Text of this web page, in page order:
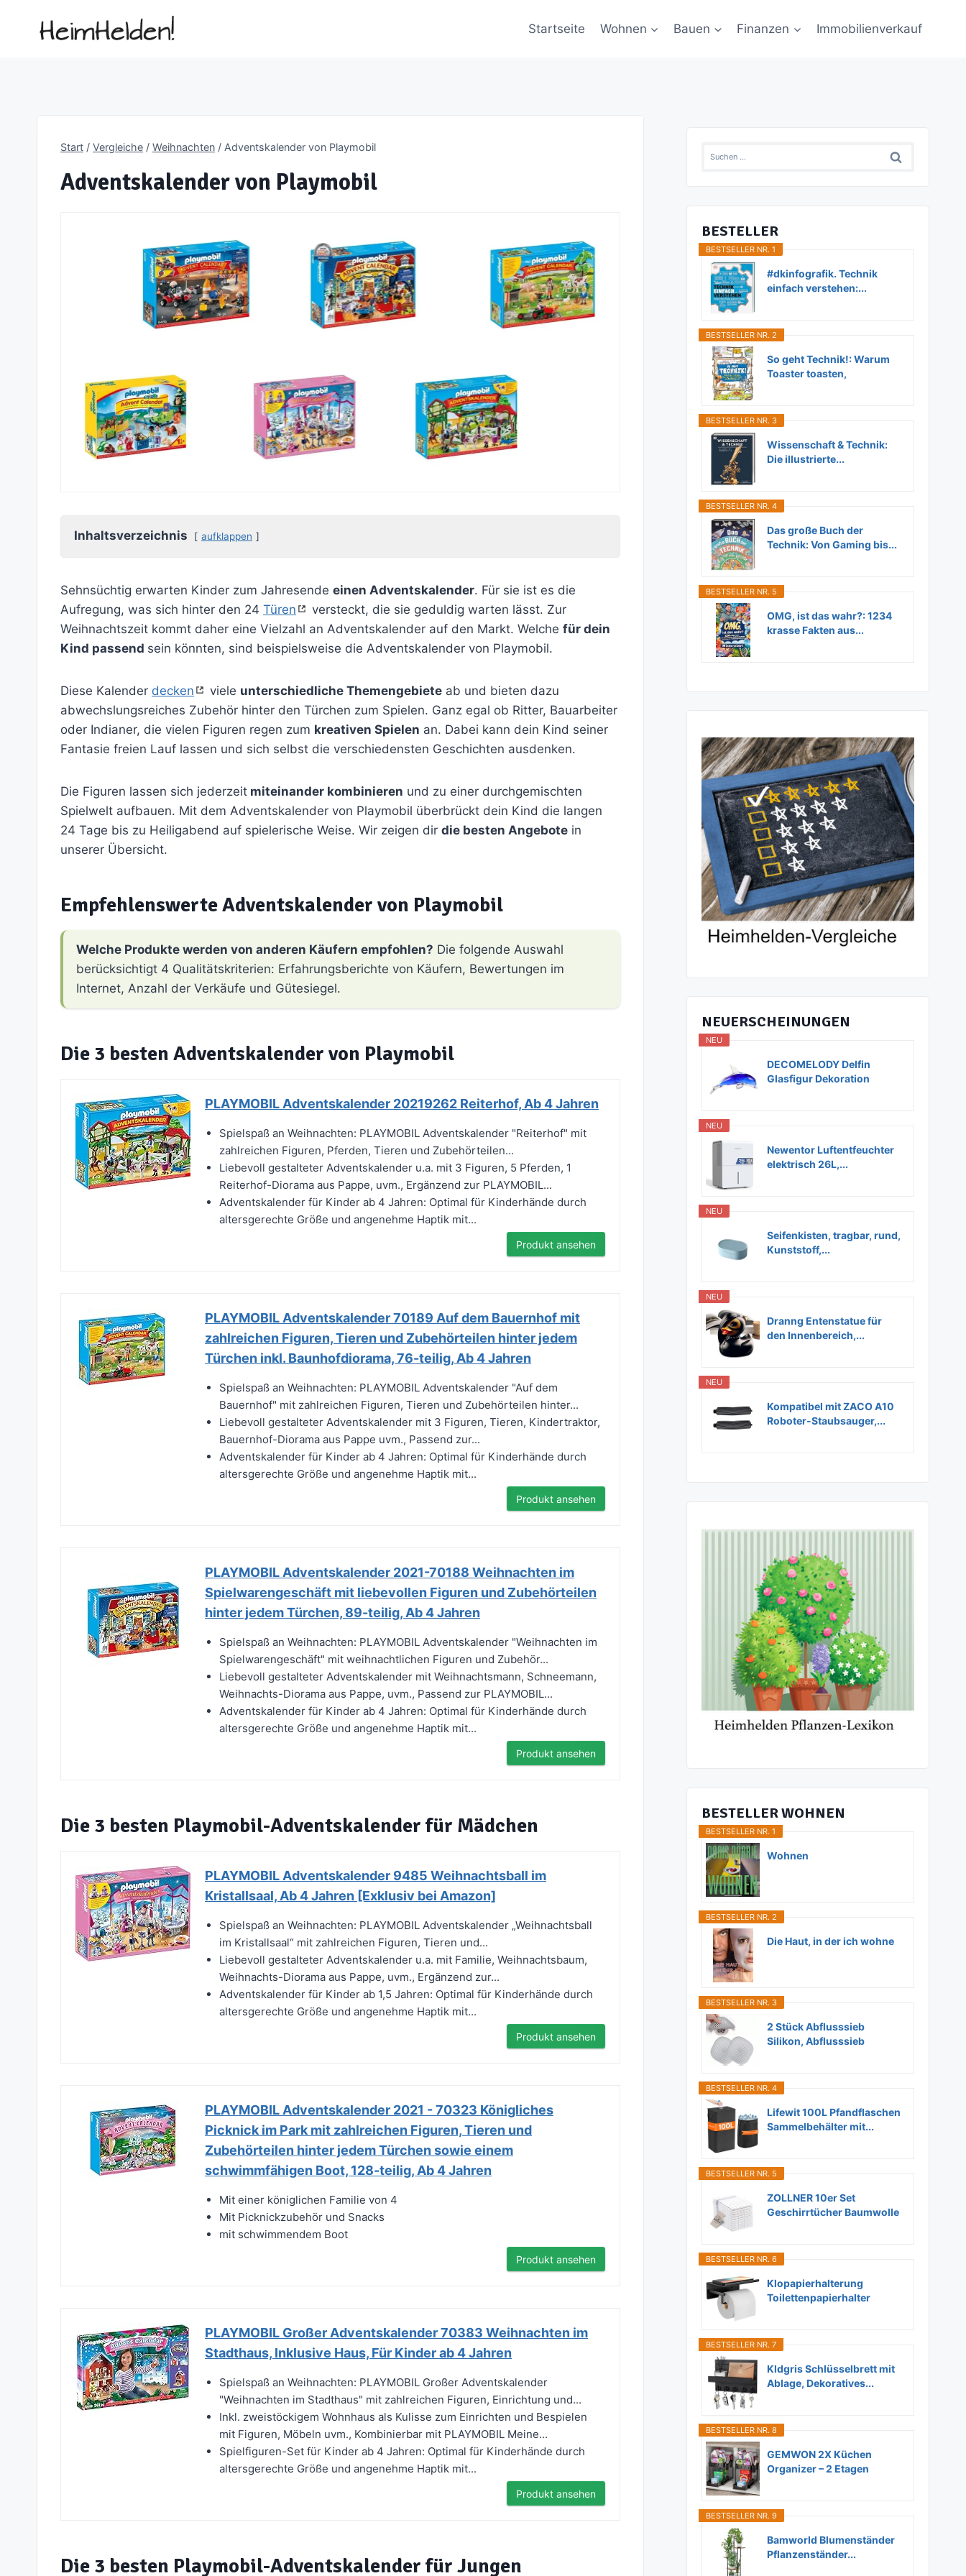
Startseite Wohnen Bauen Finanzen Immobilienverkauf
Start / Vergleiche / Weihnachten / Adventskalender von Playmobil
Adventskalender von Playmobil
Inhaltsverzeichnis aufklappen
Sehnsüchtig erwarten Kinder zum Jahresende einen Adventskalender. Für sie ist es die
Aufregung, was sich hinter den 24 Türen
versteckt, die sie geduldig warten lässt. Zur
Weihnachtszeit kommt daher eine Vielzahl an Adventskalender auf den Markt. Welche für dein
Kind passend sein könnten, sind beispielsweise die Adventskalender von Playmobil.
Diese Kalender decken viele unterschiedliche Themengebiete ab und bieten dazu
abwechslungsreiches Zubehör hinter den Türchen zum Spielen. Ganz egal ob Ritter, Bauarbeiter
oder Indianer, die vielen Figuren regen zum kreativen Spielen an. Dabei kann dein Kind seiner
Fantasie freien Lauf lassen und sich selbst die verschiedensten Geschichten ausdenken.
Die Figuren lassen sich jederzeit miteinander kombinieren und zu einer durchgemischten
Spielwelt aufbauen. Mit dem Adventskalender von Playmobil überbrückt dein Kind die langen
24 Tage bis zu Heiligabend auf spielerische Weise. Wir zeigen dir die besten Angebote in
unserer Übersicht.
Empfehlenswerte Adventskalender von Playmobil
Welche Produkte werden von anderen Käufern empfohlen? Die folgende Auswahl
berücksichtigt 4 Qualitätskriterien: Erfahrungsberichte von Käufern, Bewertungen im
Internet, Anzahl der Verkäufe und Gütesiegel.
Die 3 besten Adventskalender von Playmobil
PLAYMOBIL Adventskalender 20219262 Reiterhof, Ab 4 Jahren
Spielspaß an Weihnachten: PLAYMOBIL Adventskalender "Reiterhof" mit
zahlreichen Figuren, Pferden, Tieren und Zubehörteilen...
Liebevoll gestalteter Adventskalender u.a. mit 3 Figuren, 5 Pferden, 1
Reiterhof-Diorama aus Pappe, uvm., Ergänzend zur PLAYMOBIL...
Adventskalender für Kinder ab 4 Jahren: Optimal für Kinderhände durch
altersgerechte Größe und angenehme Haptik mit...
Produkt ansehen
PLAYMOBIL Adventskalender 70189 Auf dem Bauernhof mit
zahlreichen Figuren, Tieren und Zubehörteilen hinter jedem
Türchen inkl. Baunhofdiorama, 76-teilig, Ab 4 Jahren
Spielspaß an Weihnachten: PLAYMOBIL Adventskalender "Auf dem
Bauernhof" mit zahlreichen Figuren, Tieren und Zubehörteilen hinter...
Liebevoll gestalteter Adventskalender mit 3 Figuren, Tieren, Kindertraktor,
Bauernhof-Diorama aus Pappe uvm., Passend zur...
Adventskalender für Kinder ab 4 Jahren: Optimal für Kinderhände durch
altersgerechte Größe und angenehme Haptik mit...
Produkt ansehen
PLAYMOBIL Adventskalender 2021-70188 Weihnachten im
Spielwarengeschäft mit liebevollen Figuren und Zubehörteilen
hinter jedem Türchen, 89-teilig, Ab 4 Jahren
Spielspaß an Weihnachten: PLAYMOBIL Adventskalender "Weihnachten im
Spielwarengeschäft" mit weihnachtlichen Figuren und Zubehör...
Liebevoll gestalteter Adventskalender mit Weihnachtsmann, Schneemann,
Weihnachts-Diorama aus Pappe, uvm., Passend zur PLAYMOBIL...
Adventskalender für Kinder ab 4 Jahren: Optimal für Kinderhände durch
altersgerechte Größe und angenehme Haptik mit...
Produkt ansehen
Die 3 besten Playmobil-Adventskalender für Mädchen
PLAYMOBIL Adventskalender 9485 Weihnachtsball im
Kristallsaal, Ab 4 Jahren [Exklusiv bei Amazon]
Spielspaß an Weihnachten: PLAYMOBIL Adventskalender „Weihnachtsball
im Kristallsaal“ mit zahlreichen Figuren, Tieren und...
Liebevoll gestalteter Adventskalender u.a. mit Familie, Weihnachtsbaum,
Weihnachts-Diorama aus Pappe, uvm., Ergänzend zur...
Adventskalender für Kinder ab 1,5 Jahren: Optimal für Kinderhände durch
altersgerechte Größe und angenehme Haptik mit...
Produkt ansehen
PLAYMOBIL Adventskalender 2021 - 70323 Königliches
Picknick im Park mit zahlreichen Figuren, Tieren und
Zubehörteilen hinter jedem Türchen sowie einem
schwimmfähigen Boot, 128-teilig, Ab 4 Jahren
Mit einer königlichen Familie von 4
Mit Picknickzubehör und Snacks
mit schwimmendem Boot
Produkt ansehen
PLAYMOBIL Großer Adventskalender 70383 Weihnachten im
Stadthaus, Inklusive Haus, Für Kinder ab 4 Jahren
Spielspaß an Weihnachten: PLAYMOBIL Großer Adventskalender
"Weihnachten im Stadthaus" mit zahlreichen Figuren, Einrichtung und...
Inkl. zweistöckigem Wohnhaus als Kulisse zum Einrichten und Bespielen
mit Figuren, Möbeln uvm., Kombinierbar mit PLAYMOBIL Meine...
Spielfiguren-Set für Kinder ab 4 Jahren: Optimal für Kinderhände durch
altersgerechte Größe und angenehme Haptik mit...
Produkt ansehen
Die 3 besten Playmobil-Adventskalender für Jungen
Suchen
BESTELLER
BESTSELLER NR. 1
#dkinfografik. Technik
einfach verstehen:...
BESTSELLER NR. 2
So geht Technik!: Warum
Toaster toasten,
BESTSELLER NR. 3
Wissenschaft & Technik:
Die illustrierte...
BESTSELLER NR. 4
Das große Buch der
Technik: Von Gaming bis...
BESTSELLER NR. 5
OMG, ist das wahr?: 1234
krasse Fakten aus...
NEUERSCHEINUNGEN
NEU
DECOMELODY Delfin
Glasfigur Dekoration
NEU
Newentor Luftentfeuchter
elektrisch 26L,...
NEU
Seifenkisten, tragbar, rund,
Kunststoff,...
NEU
Dranng Entenstatue für
den Innenbereich,...
NEU
Kompatibel mit ZACO A10
Roboter-Staubsauger,...
BESTELLER WOHNEN
BESTSELLER NR. 1
Wohnen
BESTSELLER NR. 2
Die Haut, in der ich wohne
BESTSELLER NR. 3
2 Stück Abflusssieb
Silikon, Abflusssieb
BESTSELLER NR. 4
Lifewit 100L Pfandflaschen
Sammelbehälter mit...
BESTSELLER NR. 5
ZOLLNER 10er Set
Geschirrtücher Baumwolle
BESTSELLER NR. 6
Klopapierhalterung
Toilettenpapierhalter
BESTSELLER NR. 7
Kldgris Schlüsselbrett mit
Ablage, Dekoratives...
BESTSELLER NR. 8
GEMWON 2X Küchen
Organizer – 2 Etagen
BESTSELLER NR. 9
Bamworld Blumenständer
Pflanzenständer...